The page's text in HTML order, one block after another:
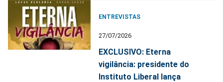
ENTREVISTAS
27/07/2026
EXCLUSIVO: Eterna
vigilância: presidente do
Instituto Liberal lança